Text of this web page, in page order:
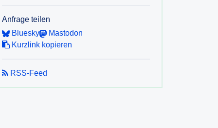
Anfrage teilen
Bluesky
Mastodon
Kurzlink kopieren
RSS-Feed